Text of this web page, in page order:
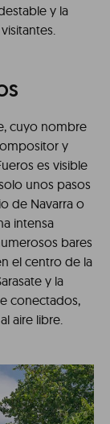
y la
cuyo nombre
y
es visible
unos pasos
de Navarra o
intensa
bares
el centro de la
y la
conectados,
aire libre.